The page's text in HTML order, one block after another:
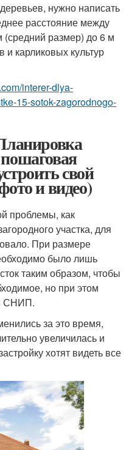
нужно написать
расстояние между
размер) до 6 м
и карликовых культур
interer-dlya-
15-sotok-zagorodnogo-
свой
и видео)
проблемы, как
участка, для
При размере
было лишь
таким образом, чтобы
но при этом
СНИП.
за это время,
увеличилась и
хотят видеть все